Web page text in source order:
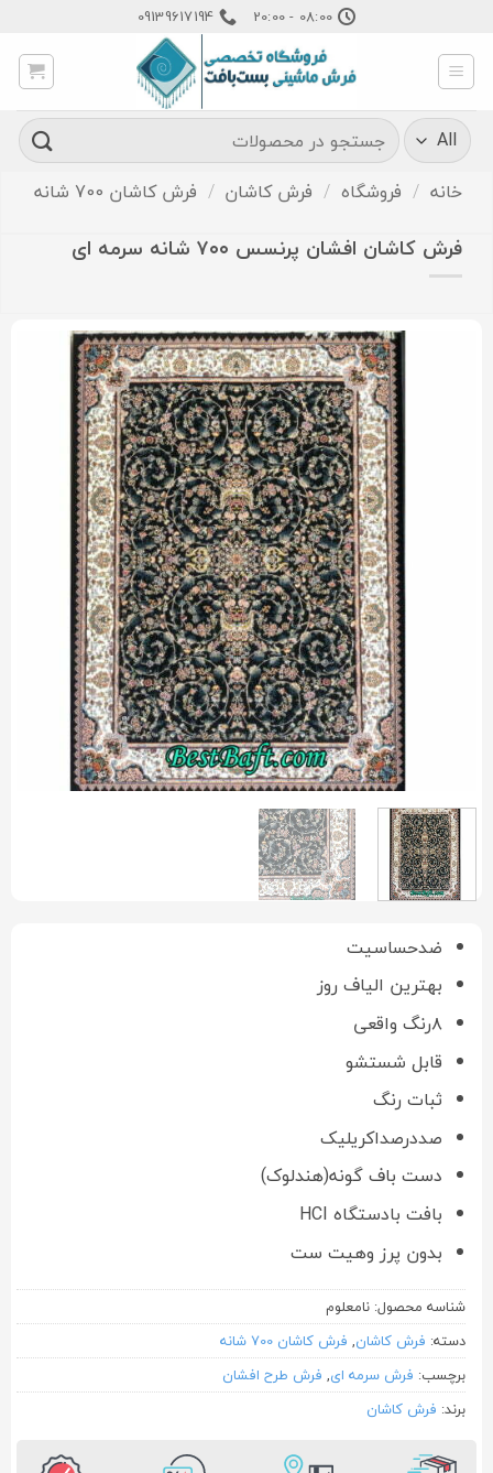
content
08:00 - 20:00
09139617194
جستجو
برای:
خانه / فروشگاه / فرش کاشان / فرش کاشان 700 شانه
فرش کاشان افشان پرنسس ۷۰۰ شانه سرمه ای
ضدحساسیت
بهترین الیاف روز
۸رنگ واقعی
قابل شستشو
ثبات رنگ
صددرصداکریلیک
دست باف گونه(هندلوک)
بافت بادستگاه HCI
بدون پرز وهیت ست
شناسه محصول: نامعلوم
دسته: فرش کاشان, فرش کاشان 700 شانه
برچسب: فرش سرمه ای, فرش طرح افشان
برند: فرش کاشان